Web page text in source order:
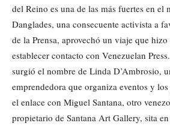
del Reino es una de las más fuertes en el
Danglades, una consecuente activista a
de la Prensa, aprovechó un viaje que
establecer contacto con Venezuelan
surgió el nombre de Linda D’Ambrosio,
emprendedora que organiza eventos y
el enlace con Miguel Santana, otro
propietario de Santana Art Gallery, sita